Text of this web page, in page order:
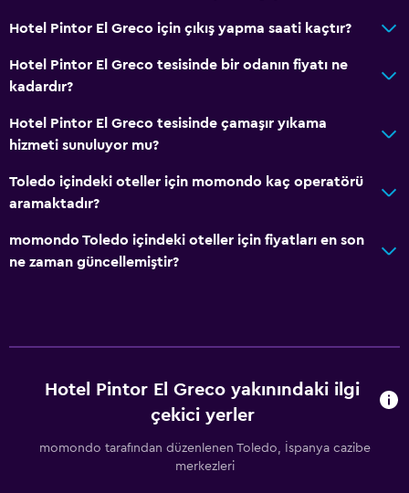
Hotel Pintor El Greco için çıkış yapma saati kaçtır?
Hotel Pintor El Greco tesisinde bir odanın fiyatı ne
kadardır?
Hotel Pintor El Greco tesisinde çamaşır yıkama
hizmeti sunuluyor mu?
Toledo içindeki oteller için momondo kaç operatörü
aramaktadır?
momondo Toledo içindeki oteller için fiyatları en son
ne zaman güncellemiştir?
Hotel Pintor El Greco yakınındaki ilgi
çekici yerler
momondo tarafından düzenlenen Toledo, İspanya cazibe
merkezleri